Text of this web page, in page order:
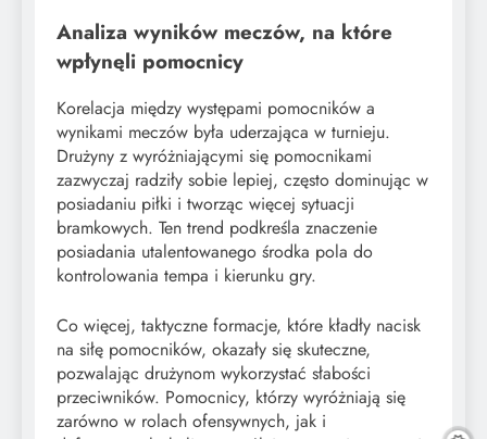
Analiza wyników meczów, na które
wpłynęli pomocnicy
Korelacja między występami pomocników a
wynikami meczów była uderzająca w turnieju.
Drużyny z wyróżniającymi się pomocnikami
zazwyczaj radziły sobie lepiej, często dominując w
posiadaniu piłki i tworząc więcej sytuacji
bramkowych. Ten trend podkreśla znaczenie
posiadania utalentowanego środka pola do
kontrolowania tempa i kierunku gry.
Co więcej, taktyczne formacje, które kładły nacisk
na siłę pomocników, okazały się skuteczne,
pozwalając drużynom wykorzystać słabości
przeciwników. Pomocnicy, którzy wyróżniają się
zarówno w rolach ofensywnych, jak i